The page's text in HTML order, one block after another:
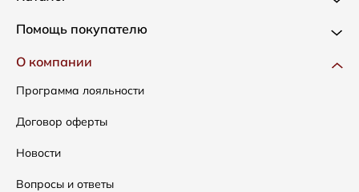
Новинки
Одежда
Сумки
Аксессуары
Распродажа
Подарочные сертификаты
Помощь покупателю
Доставка и оплата
Как оформить заказ
Условия возвратов
Таблица размеров
Уход за одеждой
О компании
Программа лояльности
Договор оферты
Новости
Вопросы и ответы